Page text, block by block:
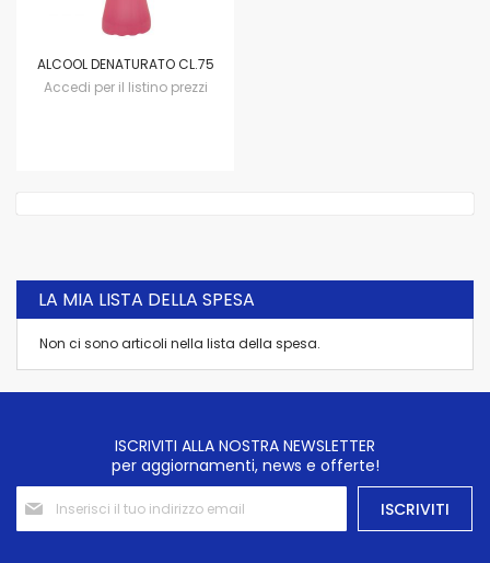
ALCOOL DENATURATO CL.75
Accedi per il listino prezzi
LA MIA LISTA DELLA SPESA
Non ci sono articoli nella lista della spesa.
ISCRIVITI ALLA NOSTRA NEWSLETTER
per aggiornamenti, news e offerte!
Iscriviti
alla
nostra
ISCRIVITI